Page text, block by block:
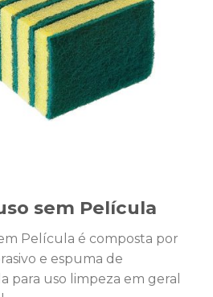
sem Película
Película é composta por
e espuma de
para uso limpeza em geral